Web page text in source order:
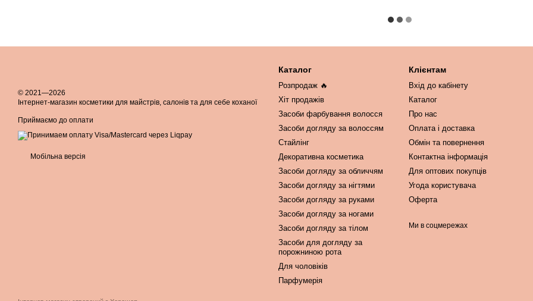
© 2021—2026
Інтернет-магазин косметики для майстрів, салонів та для себе коханої
Приймаємо до оплати
Мобільна версія
Каталог
Розпродаж 🔥
Хіт продажів
Засоби фарбування волосся
Засоби догляду за волоссям
Стайлінг
Декоративна косметика
Засоби догляду за обличчям
Засоби догляду за нігтями
Засоби догляду за руками
Засоби догляду за ногами
Засоби догляду за тілом
Засоби для догляду за
порожниною рота
Для чоловіків
Парфумерія
Клієнтам
Вхід до кабінету
Каталог
Про нас
Оплата і доставка
Обмін та повернення
Контактна інформація
Для оптових покупців
Угода користувача
Оферта
Ми в соцмережах